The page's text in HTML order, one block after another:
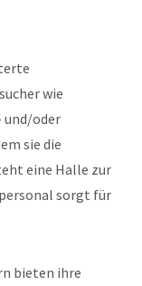
wie
und/oder
sie die
eine Halle zur
sorgt für
bieten ihre